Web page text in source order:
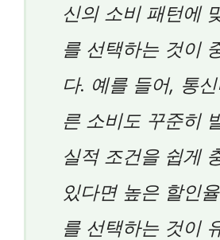
신의 소비 패턴에
를 선택하는 것이
다. 예를 들어, 통
른 소비도 꾸준히
실적 조건을 쉽게
있다면 높은 할인
를 선택하는 것이